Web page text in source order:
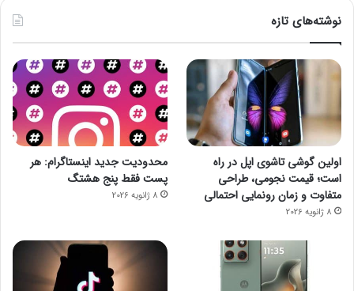
نوشته‌های تازه
اولین گوشی تاشوی اپل در راه
است؛ قیمت نجومی، طراحی
متفاوت و زمان رونمایی احتمالی
8 ژانویه 2026
محدودیت جدید اینستاگرام: هر
پست فقط پنج هشتگ
8 ژانویه 2026